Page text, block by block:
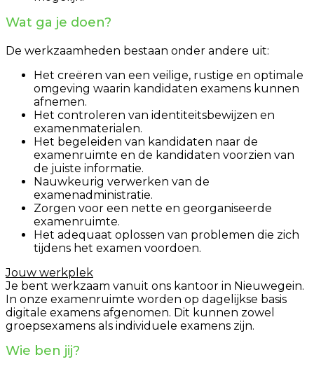
Wat ga je doen?
De werkzaamheden bestaan onder andere uit:
Het creëren van een veilige, rustige en optimale
omgeving waarin kandidaten examens kunnen
afnemen.
Het controleren van identiteitsbewijzen en
examenmaterialen.
Het begeleiden van kandidaten naar de
examenruimte en de kandidaten voorzien van
de juiste informatie.
Nauwkeurig verwerken van de
examenadministratie.
Zorgen voor een nette en georganiseerde
examenruimte.
Het adequaat oplossen van problemen die zich
tijdens het examen voordoen.
Jouw werkplek
Je bent werkzaam vanuit ons kantoor in Nieuwegein.
In onze examenruimte worden op dagelijkse basis
digitale examens afgenomen. Dit kunnen zowel
groepsexamens als individuele examens zijn.
Wie ben jij?